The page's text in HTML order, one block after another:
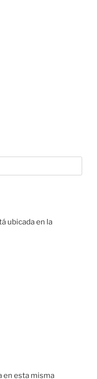
ubicada en la
en esta misma